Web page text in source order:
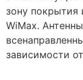
зону покрытия
WiMax.
зависимости